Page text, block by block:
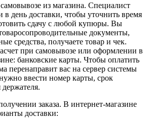
из магазина. Специалист
в день доставки, чтобы уточнить время
сдачу с любой купюры. Вы
документы,
средства, получаете товар и чек.
при самовывозе или оформлении в
банковские карты. Чтобы оплатить
перенаправит вас на сервер системы
ввести номер карты, срок
заказа. В интернет-магазине
доставки: